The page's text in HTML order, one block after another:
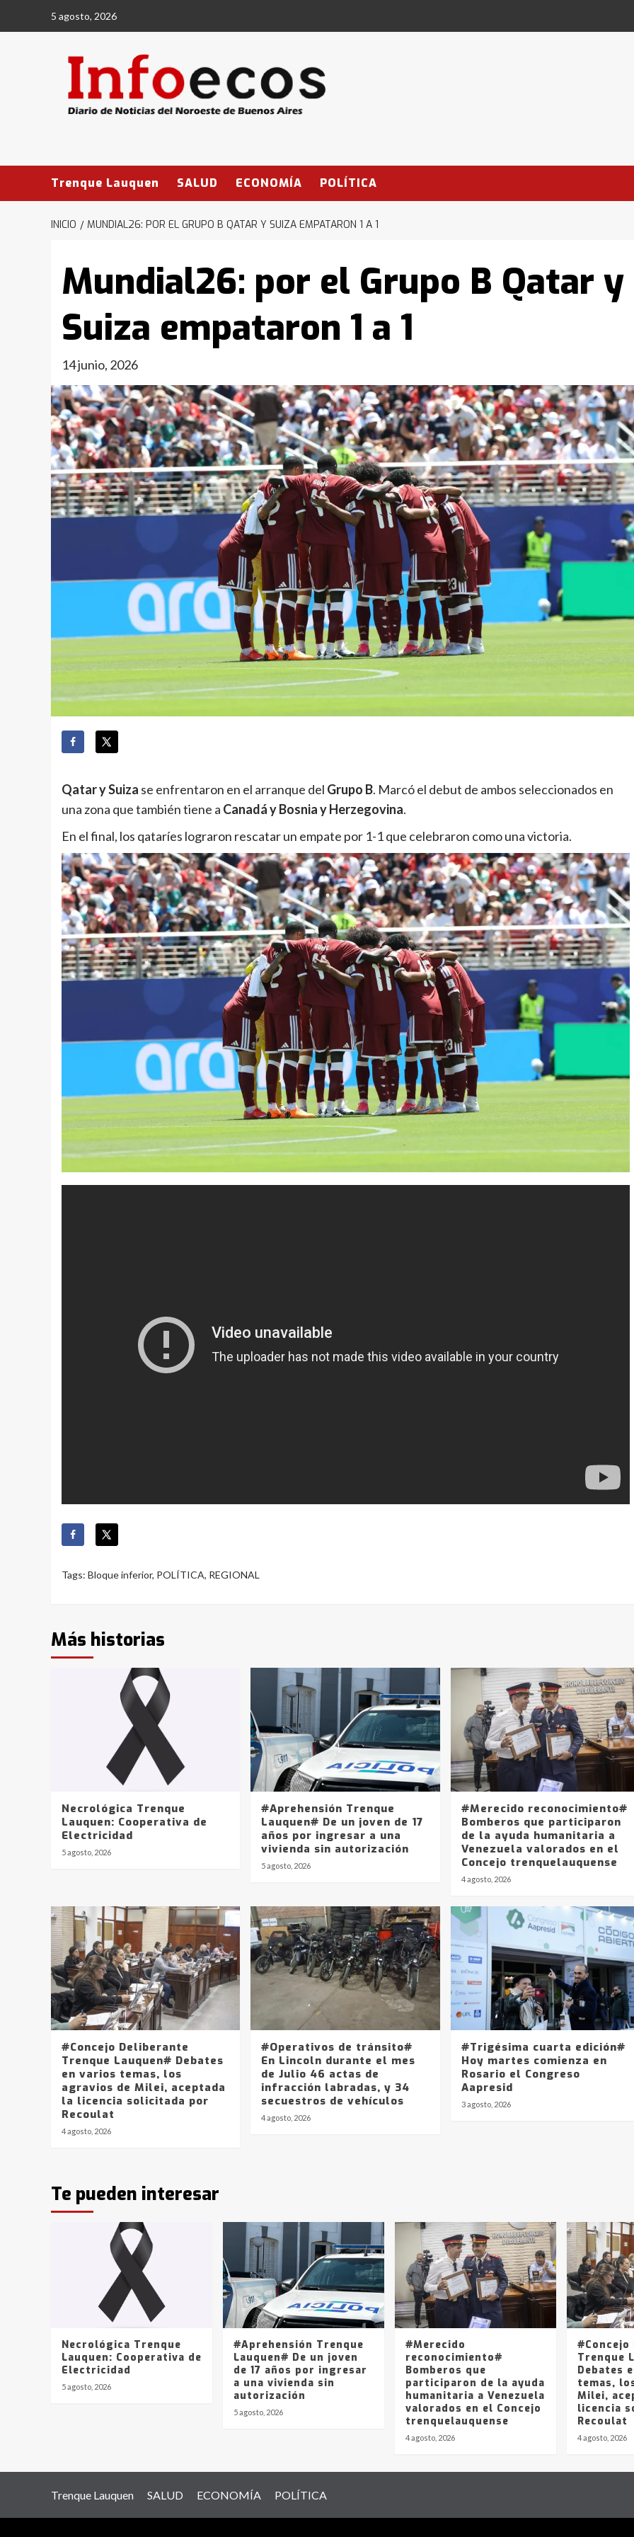
5 agosto, 2026
Trenque Lauquen SALUD ECONOMÍA POLÍTICA
INICIO MUNDIAL26: POR EL GRUPO B QATAR Y SUIZA EMPATARON 1 A 1
Mundial26: por el Grupo B Qatar y
Suiza empataron 1 a 1
14 junio, 2026
Qatar y Suiza se enfrentaron en el arranque del Grupo B. Marcó el debut de ambos seleccionados en
una zona que también tiene a Canadá y Bosnia y Herzegovina.
En el final, los qataríes lograron rescatar un empate por 1-1 que celebraron como una victoria.
Tags: Bloque inferior, POLÍTICA, REGIONAL
Más historias
Necrológica Trenque
Lauquen: Cooperativa de
Electricidad
5 agosto, 2026
#Aprehensión Trenque
Lauquen# De un joven de 17
años por ingresar a una
vivienda sin autorización
5 agosto, 2026
#Merecido reconocimiento#
Bomberos que participaron
de la ayuda humanitaria a
Venezuela valorados en el
Concejo trenquelauquense
4 agosto, 2026
#Concejo Deliberante
Trenque Lauquen# Debates
en varios temas, los
agravios de Milei, aceptada
la licencia solicitada por
Recoulat
4 agosto, 2026
#Operativos de tránsito#
En Lincoln durante el mes
de Julio 46 actas de
infracción labradas, y 34
secuestros de vehículos
4 agosto, 2026
#Trigésima cuarta edición#
Hoy martes comienza en
Rosario el Congreso
Aapresid
3 agosto, 2026
Te pueden interesar
Necrológica Trenque
Lauquen: Cooperativa de
Electricidad
5 agosto, 2026
#Aprehensión Trenque
Lauquen# De un joven
de 17 años por ingresar
a una vivienda sin
autorización
5 agosto, 2026
#Merecido
reconocimiento#
Bomberos que
participaron de la ayuda
humanitaria a Venezuela
valorados en el Concejo
trenquelauquense
4 agosto, 2026
Trenque
Debates
temas,
Milei,
licencia
Recoulat
4 agosto, 2026
Trenque Lauquen SALUD ECONOMÍA POLÍTICA